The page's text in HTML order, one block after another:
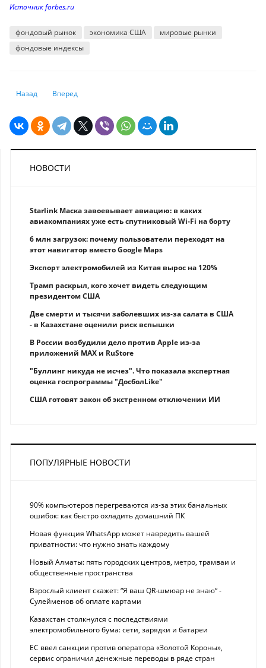
Источник forbes.ru
фондовый рынок экономика США
мировые рынки
фондовые индексы
Предыдущий: Среднесрочная техническая картина – медвежья
Назад Следующий: Станет ли обвал фондовых рынков прологом к
Вперед
НОВОСТИ
Starlink Маска завоевывает авиацию: в каких
авиакомпаниях уже есть спутниковый Wi-Fi на борту
6 млн загрузок: почему пользователи переходят на
этот навигатор вместо Google Maps
Экспорт электромобилей из Китая вырос на 120%
Трамп раскрыл, кого хочет видеть следующим
президентом США
Две смерти и тысячи заболевших из-за салата в США
- в Казахстане оценили риск вспышки
В России возбудили дело против Apple из-за
приложений MAX и RuStore
"Буллинг никуда не исчез". Что показала экспертная
оценка госпрограммы "ДосболLike"
США готовят закон об экстренном отключении ИИ
ПОПУЛЯРНЫЕ НОВОСТИ
90% компьютеров перегреваются из-за этих банальных
ошибок: как быстро охладить домашний ПК
Новая функция WhatsApp может навредить вашей
приватности: что нужно знать каждому
Новый Алматы: пять городских центров, метро, трамваи и
общественные пространства
Взрослый клиент скажет: “Я ваш QR-шмюар не знаю“ -
Сулейменов об оплате картами
Казахстан столкнулся с последствиями
электромобильного бума: сети, зарядки и батареи
ЕС ввел санкции против оператора «Золотой Короны»,
сервис ограничил денежные переводы в ряде стран